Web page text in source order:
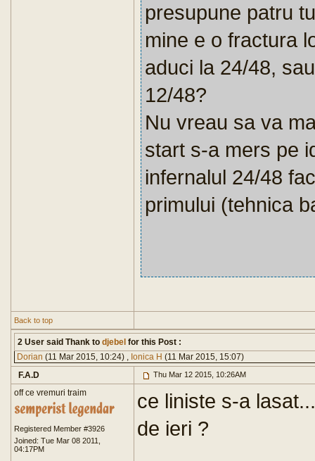
presupune patru
mine e o fractura
aduci la 24/48,
12/48?
Nu vreau sa va
start s-a mers pe
infernalul 24/48
primului (tehnica
Back to top
2 User said Thank to djebel for this Post :
Dorian (11 Mar 2015, 10:24) , Ionica H (11 Mar 2015, 15:07)
F.A.D
Thu Mar 12 2015, 10:26AM
off ce vremuri traim
Registered Member #3926
Joined: Tue Mar 08 2011,
04:17PM
ce liniste s-a
de ieri ?